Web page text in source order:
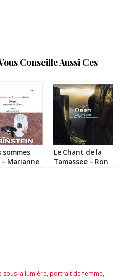
Conseille Aussi Ces
sommes
– Marianne
Le Chant de la
Tamassee – Ron
sous la lumière,portrait de femme,